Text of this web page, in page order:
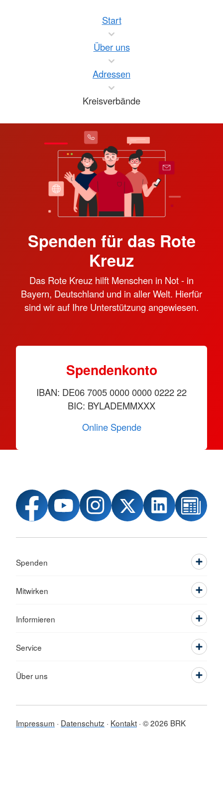
Start
Über uns
Adressen
Kreisverbände
Spenden für das Rote
Kreuz
Das Rote Kreuz hilft Menschen in Not - in
Bayern, Deutschland und in aller Welt. Hierfür
sind wir auf Ihre Unterstützung angewiesen.
Spendenkonto
IBAN: DE06 7005 0000 0000 0222 22
BIC: BYLADEMMXXX
Online Spende
Spenden
Mitwirken
Informieren
Service
Über uns
Impressum Datenschutz Kontakt © 2026 BRK